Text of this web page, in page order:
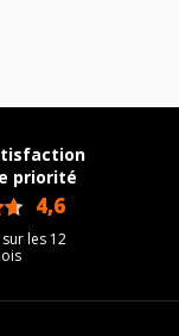
priorité
4,6
les 12